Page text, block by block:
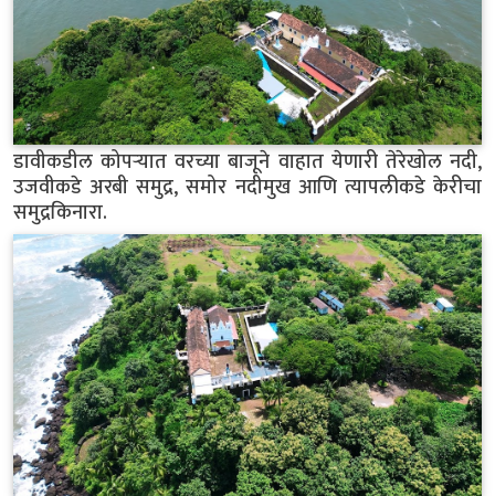
डावीकडील कोपऱ्यात वरच्या बाजूने वाहात येणारी तेरेखोल नदी,
उजवीकडे अरबी समुद्र, समोर नदीमुख आणि त्यापलीकडे केरीचा
समुद्रकिनारा.